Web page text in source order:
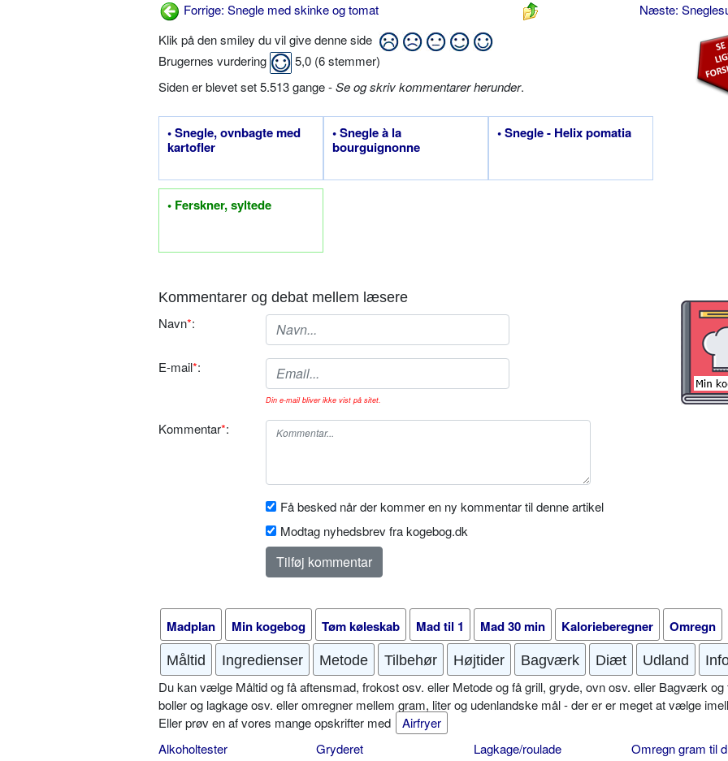
Forrige: Snegle med skinke og tomat
Næste:
Klik på den smiley du vil give denne side
Brugernes vurdering
5,0 (6stemmer)
Siden er blevet set 5.513 gange -Se og skriv kommentarer herunder.
• Snegle, ovnbagte med
kartofler
• Snegle à la
bourguignonne
• Snegle - Helix pomatia
• Ferskner, syltede
Kommentarer og debat mellem læsere
Navn*:
E-mail*:
Din e-mail bliver ikke vist på sitet.
Kommentar*:
Få besked når der kommer en ny kommentar til denne artikel
Modtag nyhedsbrev fra kogebog.dk
Madplan Min kogebog Tøm køleskab Mad til 1 Mad 30 min Kalorieberegner Omregn
Måltid Ingredienser Metode Tilbehør Højtider Bagværk Diæt Udland
Du kan vælge Måltid og få aftensmad, frokost osv. eller Metode og få grill, gryde, ovn osv. eller Bagværk og
boller og lagkage osv. eller omregner mellem gram, liter og udenlandske mål - der er er meget at vælge
Eller prøv en af vores mange opskrifter med
Airfryer
Alkoholtester
Gryderet
Lagkage/roulade
Omregn gram til